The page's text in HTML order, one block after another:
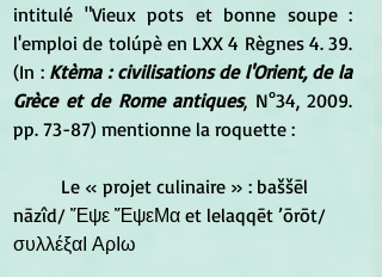
intitulé "Vieux pots et bonne soupe :
l'emploi de tolúpè en LXX 4 Règnes 4. 39.
(In : Ktèma : civilisations de l'Orient, de la
Grèce et de Rome antiques, N°34, 2009.
pp. 73-87) mentionne la roquette :
nāzîd/ Ἕψε ἝψεΜα et lelaqqēt ’ōrōt/
συλλέξαΙ ΑρΙω